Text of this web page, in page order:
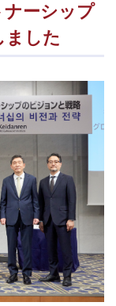
ナーシップ
ました